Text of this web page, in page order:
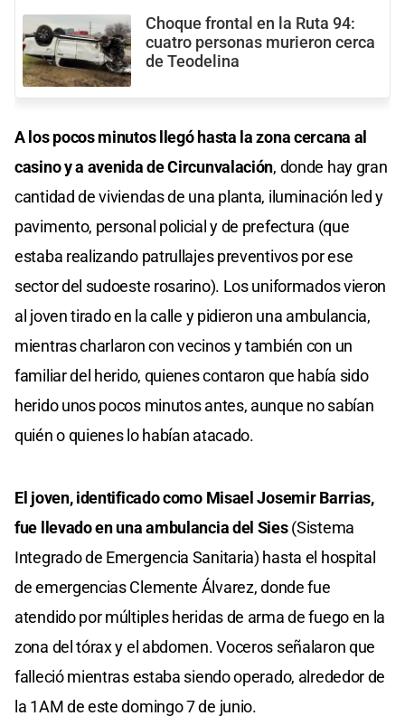
Choque frontal en la Ruta 94:
cuatro personas murieron cerca
de Teodelina
A los pocos minutos llegó hasta la zona cercana al
casino y a avenida de Circunvalación, donde hay gran
cantidad de viviendas de una planta, iluminación led y
pavimento, personal policial y de prefectura (que
estaba realizando patrullajes preventivos por ese
sector del sudoeste rosarino). Los uniformados vieron
al joven tirado en la calle y pidieron una ambulancia,
mientras charlaron con vecinos y también con un
familiar del herido, quienes contaron que había sido
herido unos pocos minutos antes, aunque no sabían
quién o quienes lo habían atacado.
El joven, identificado como Misael Josemir Barrias,
fue llevado en una ambulancia del Sies(Sistema
Integrado de Emergencia Sanitaria) hasta el hospital
de emergencias Clemente Álvarez, donde fue
atendido por múltiples heridas de arma de fuego en la
zona del tórax y el abdomen. Voceros señalaron que
falleció mientras estaba siendo operado, alrededor de
la 1AM de este domingo 7 de junio.